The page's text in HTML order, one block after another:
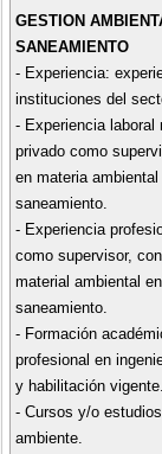
GESTION
SANEAMIENTO
- Experiencia:
instituciones del
- Experiencia
privado como
en materia
saneamiento.
- Experiencia
como supervisor,
material ambiental
saneamiento.
- Formación
profesional en
y habilitación vigente.
- Cursos y/o
ambiente.